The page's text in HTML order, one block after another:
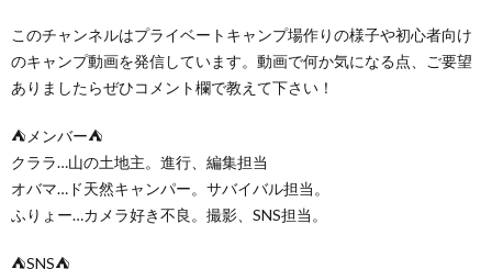
このチャンネルはプライベートキャンプ場作りの様子や初心者向け
のキャンプ動画を発信しています。動画で何か気になる点、ご要望
ありましたらぜひコメント欄で教えて下さい！
⛺️メンバー⛺️
クララ…山の土地主。進行、編集担当
オバマ…ド天然キャンパー。サバイバル担当。
ふりょー…カメラ好き不良。撮影、SNS担当。
⛺️SNS⛺️